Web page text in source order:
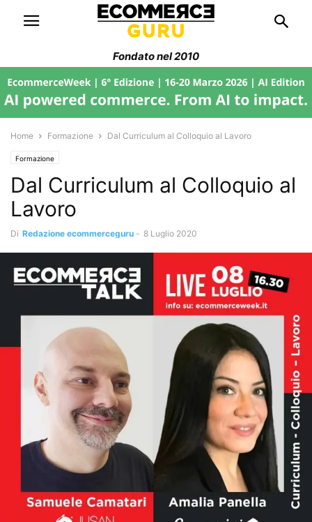
Fondato nel 2010
Home Formazione Dal Curriculum al Colloquio al Lavoro
Formazione
Dal Curriculum al Colloquio al
Lavoro
Di Redazione ecommerceguru - 8 Luglio 2020